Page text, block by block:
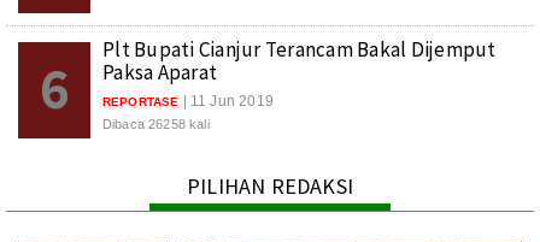
6
Plt Bupati Cianjur Terancam Bakal Dijemput
Paksa Aparat
REPORTASE | 11 Jun 2019
Dibaca 26258 kali
PILIHAN REDAKSI